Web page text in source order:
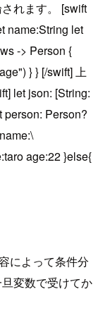
れます。 [swift
name:String let
-> Person {
} } [/swift] 上
let json: [String:
person: Person?
age:22 }else{
によって条件分
変数で受けてか